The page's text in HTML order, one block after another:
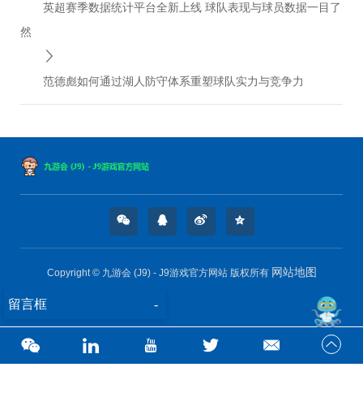
英超赛季数据统计平台全新上线 球队表现与球员数据一目了
然
范德彪如何通过湖人防守体系重塑球队实力与竞争力
Copyright © 九游会 (J9) - J9游戏官方网站 版权所有 网站地图
留言框 -